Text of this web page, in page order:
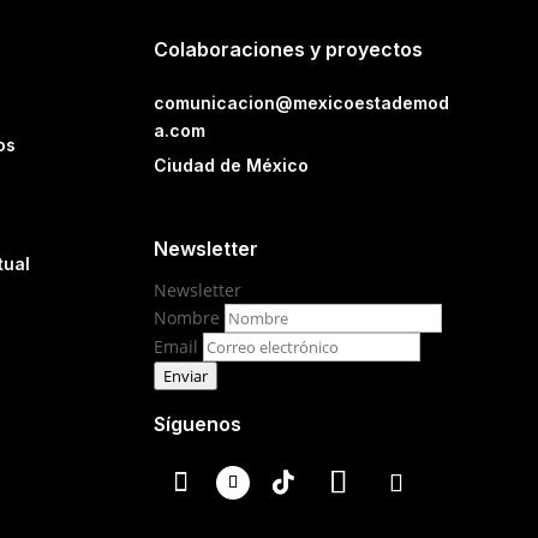
Colaboraciones y proyectos
comunicacion@mexicoestademod
a.com
Ciudad de México
Newsletter
Newsletter
Nombre
Email
Enviar
Síguenos